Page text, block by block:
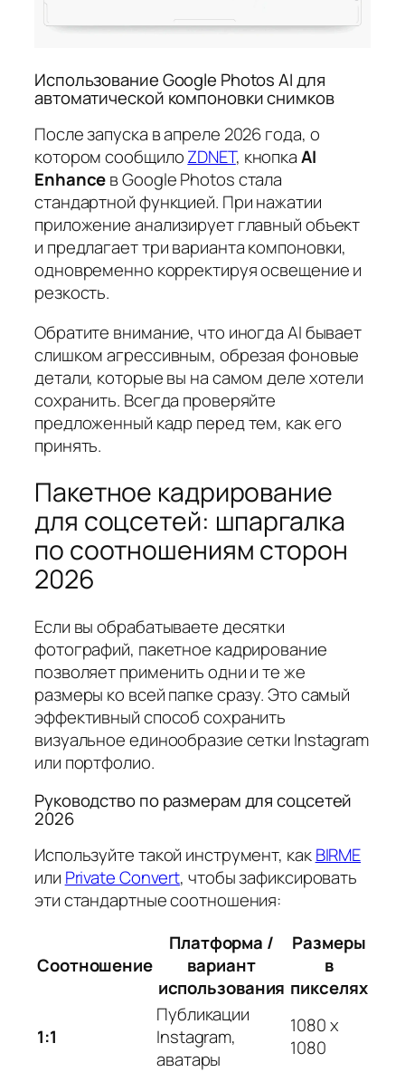
Использование Google Photos AI для
автоматической компоновки снимков
После запуска в апреле 2026 года, о
котором сообщилоZDNET, кнопкаAI
Enhanceв Google Photos стала
стандартной функцией. При нажатии
приложение анализирует главный объект
и предлагает три варианта компоновки,
одновременно корректируя освещение и
резкость.
Обратите внимание, что иногда AI бывает
слишком агрессивным, обрезая фоновые
детали, которые вы на самом деле хотели
сохранить. Всегда проверяйте
предложенный кадр перед тем, как его
принять.
Пакетное кадрирование
для соцсетей: шпаргалка
по соотношениям сторон
2026
Если вы обрабатываете десятки
фотографий, пакетное кадрирование
позволяет применить одни и те же
размеры ко всей папке сразу. Это самый
эффективный способ сохранить
визуальное единообразие сетки Instagram
или портфолио.
Руководство по размерам для соцсетей
2026
Используйте такой инструмент, какBIRME
или Private Convert, чтобы зафиксировать
эти стандартные соотношения:
Соотношение
Платформа /
вариант
использования
Размеры
в
пикселях
1:1
Публикации
Instagram,
аватары
1080 x
1080